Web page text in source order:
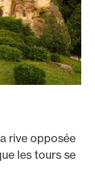
rive opposée
les tours se